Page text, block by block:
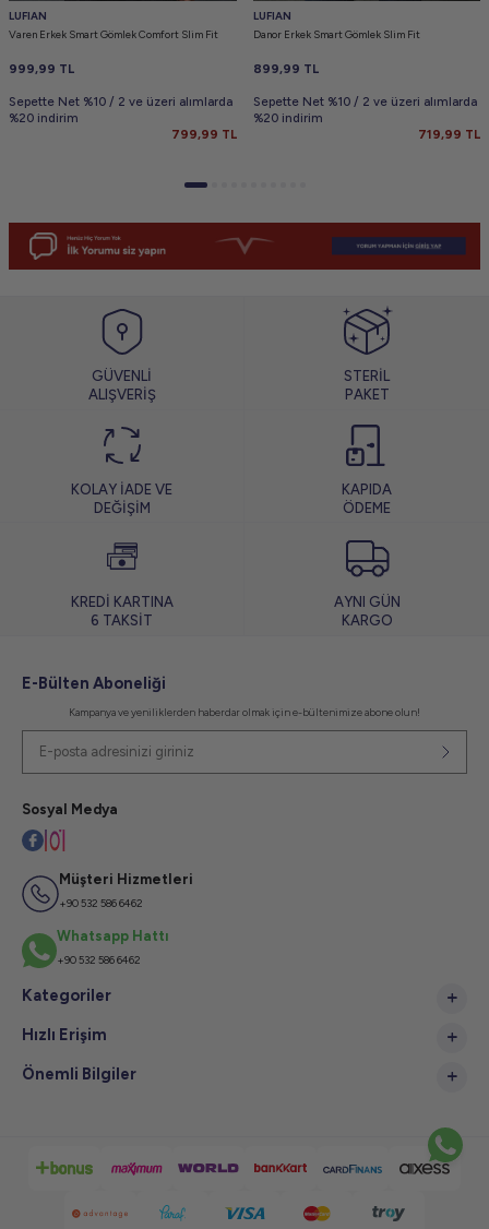
LUFIAN
Varen Erkek Smart Gömlek Comfort Slim Fit
999,99 TL
Sepette Net %10 / 2 ve üzeri alımlarda
%20 indirim
799,99 TL
LUFIAN
Danor Erkek Smart Gömlek Slim Fit
899,99 TL
Sepette Net %10 / 2 ve üzeri alımlarda
%20 indirim
719,99 TL
GÜVENLİ
ALIŞVERİŞ
STERİL
PAKET
KOLAY İADE VE
DEĞİŞİM
KAPIDA
ÖDEME
KREDİ KARTINA
6 TAKSİT
AYNI GÜN
KARGO
E-Bülten Aboneliği
Kampanya ve yeniliklerden haberdar olmak için e-bültenimize abone olun!
Sosyal Medya
Müşteri Hizmetleri
+90 532 586 6462
Whatsapp Hattı
+90 532 586 6462
Kategoriler
Hızlı Erişim
Önemli Bilgiler